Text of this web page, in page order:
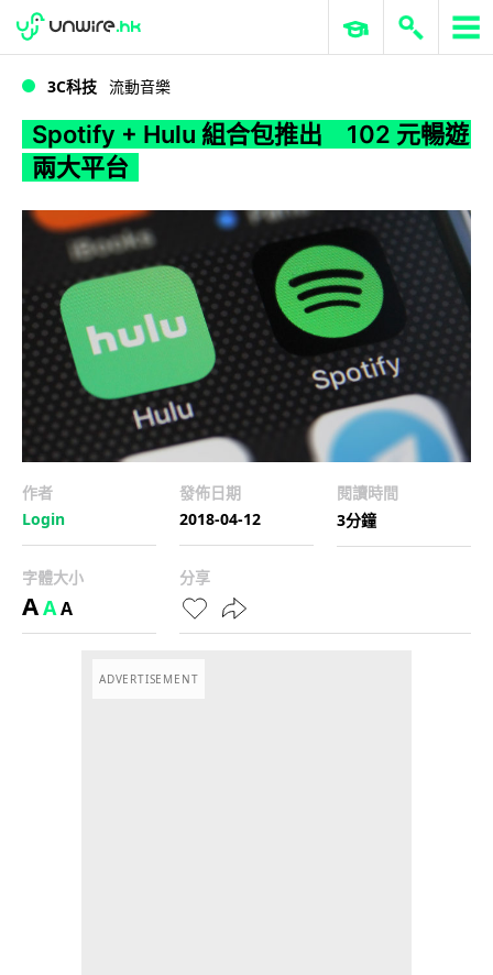
WWDC 2026 ERP 與商業 AI
3C科技 流動音樂
Spotify + Hulu 組合包推出 102 元暢遊
兩大平台
作者
Login
發佈日期
2018-04-12
閱讀時間
3分鐘
字體大小
AAA
分享
ADVERTISEMENT